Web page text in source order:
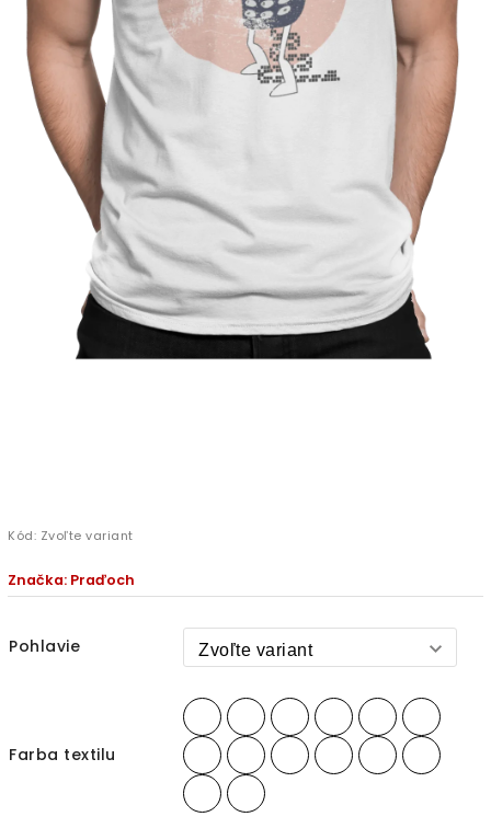
Kód: Zvoľte variant
Značka: Praďoch
Pohlavie
Farba textilu